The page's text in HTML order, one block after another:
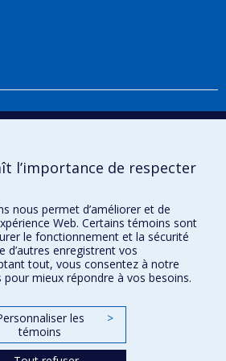
; et ii) à la création et à la
à travers un réseau francophone
fille et de l’adolescente dans la
elle a recours à divers moyens,
de ressources humaines et
et la création d’une plateforme
l’interaction et les échanges
entre les ressources humaines,
institutionnelles dans la
l’importance de respecter
nous permet d’améliorer et de
Web. Certains témoins sont
le fonctionnement et la sécurité
d’autres enregistrent vos
tout, vous consentez à notre
mieux répondre à vos besoins.
les
témoins
>